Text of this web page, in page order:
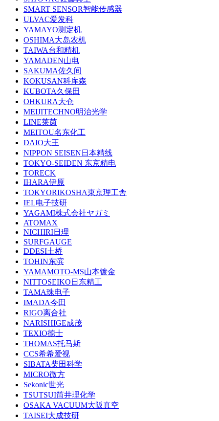
SMART SENSOR智能传感器
ULVAC爱发科
YAMAYO测定机
OSHIMA大岛农机
TAIWA台和精机
YAMADEN山电
SAKUMA佐久间
KOKUSAN科库森
KUBOTA久保田
OHKURA大仓
MEIJITECHNO明治光学
LINE莱茵
MEITOU名东化工
DAIO大王
NIPPON SEISEN日本精线
TOKYO-SEIDEN 东京精电
TORECK
IHARA伊原
TOKYORIKOSHA東京理工舎
IEL电子技研
YAGAMI株式会社ヤガミ
ATOMAX
NICHIRI日理
SURFGAUGE
DDESI土桥
TOHIN东滨
YAMAMOTO-MS山本镀金
NITTOSEIKO日东精工
TAMA珠电子
IMADA今田
RIGO离合社
NARISHIGE成茂
TEXIO德士
THOMAS托马斯
CCS希希爱视
SIBATA柴田科学
MICRO微方
Sekonic世光
TSUTSUI筒井理化学
OSAKA VACUUM大阪真空
TAISEI大成技研